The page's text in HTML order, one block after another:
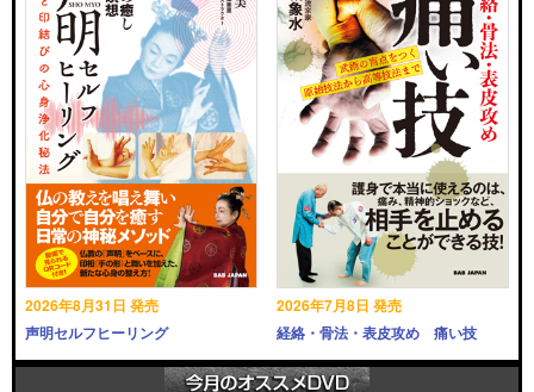
2026年8月31日 発売
声明セルフヒーリング
2026年7月8日 発売
経絡・骨法・表皮攻め 痛い技